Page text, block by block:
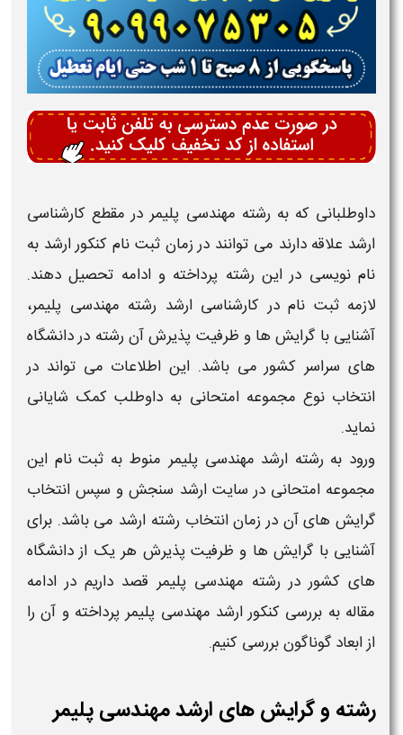
داوطلبانی که به رشته مهندسی پلیمر در مقطع کارشناسی
ارشد علاقه دارند می توانند در زمان ثبت نام کنکور ارشد به
نام نویسی در این رشته پرداخته و ادامه تحصیل دهند.
لازمه ثبت نام در کارشناسی ارشد رشته مهندسی پلیمر،
آشنایی با گرایش ها و ظرفیت پذیرشآن رشته دردانشگاه
های سراسر کشور می باشد. این اطلاعات می تواند در
انتخاب نوع مجموعه امتحانی به داوطلب کمک شایانی
نماید.
ورود به رشته ارشد مهندسی پلیمر منوط به ثبت نام این
مجموعه امتحانی در سایت ارشد سنجش و سپس انتخاب
گرایش هایآن در زمانانتخاب رشته ارشد می باشد. برای
آشنایی با گرایش ها و ظرفیت پذیرش هر یک ازدانشگاه
های کشور دررشته مهندسی پلیمر قصد داریم در ادامه
مقاله به بررسی کنکور ارشد مهندسی پلیمرپرداخته و آن را
از ابعاد گوناگون بررسی کنیم.
رشته و گرایش های ارشد مهندسی پلیمر